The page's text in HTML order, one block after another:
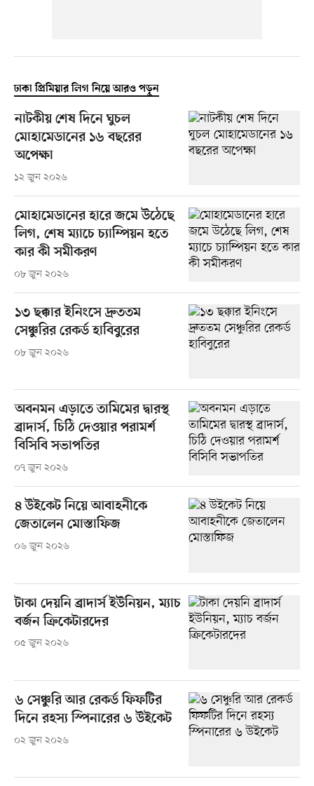
ঢাকা প্রিমিয়ার লিগ নিয়ে আরও পড়ুন
নাটকীয় শেষ দিনে ঘুচল
মোহামেডানের ১৬ বছরের
অপেক্ষা
১২ জুন ২০২৬
মোহামেডানের হারে জমে উঠেছে
লিগ, শেষ ম্যাচে চ্যাম্পিয়ন হতে
কার কী সমীকরণ
০৮ জুন ২০২৬
১৩ ছক্কার ইনিংসে দ্রুততম
সেঞ্চুরির রেকর্ড হাবিবুরের
০৮ জুন ২০২৬
অবনমন এড়াতে তামিমের দ্বারস্থ
ব্রাদার্স, চিঠি দেওয়ার পরামর্শ
বিসিবি সভাপতির
০৭ জুন ২০২৬
৪ উইকেট নিয়ে আবাহনীকে
জেতালেন মোস্তাফিজ
০৬ জুন ২০২৬
টাকা দেয়নি ব্রাদার্স ইউনিয়ন, ম্যাচ
বর্জন ক্রিকেটারদের
০৫ জুন ২০২৬
৬ সেঞ্চুরি আর রেকর্ড ফিফটির
দিনে রহস্য স্পিনারের ৬ উইকেট
০২ জুন ২০২৬